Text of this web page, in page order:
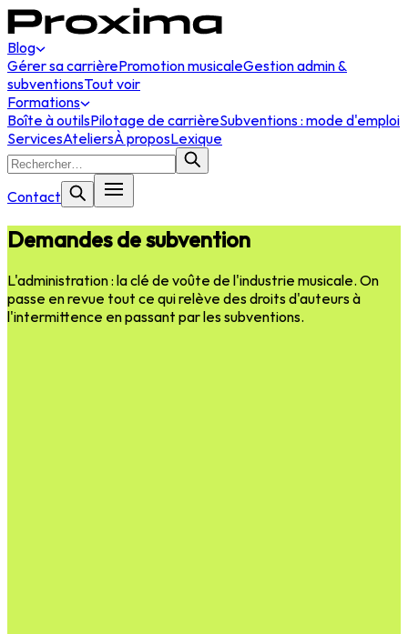
Blog
Gérer sa carrièrePromotion musicaleGestion admin &
subventionsTout voir
Formations
Boîte à outilsPilotage de carrièreSubventions : mode d'emploi
ServicesAteliersÀ proposLexique
Contact
Demandes de subvention
L'administration : la clé de voûte de l'industrie musicale. On
passe en revue tout ce qui relève des droits d'auteurs à
l'intermittence en passant par les subventions.